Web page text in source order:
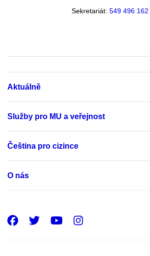
Sekretariát: 549 496 162
Aktuálně
Služby pro MU a veřejnost
Čeština pro cizince
O nás
Facebook
Twitter
Youtube
Instagram